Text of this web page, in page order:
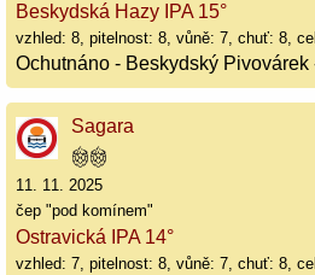
Beskydská Hazy IPA 15°
vzhled: 8, pitelnost: 8, vůně: 7, chuť: 8,
Ochutnáno - Beskydský Pivovárek
Sagara
11. 11. 2025
čep "pod komínem"
Ostravická IPA 14°
vzhled: 7, pitelnost: 8, vůně: 7, chuť: 8,